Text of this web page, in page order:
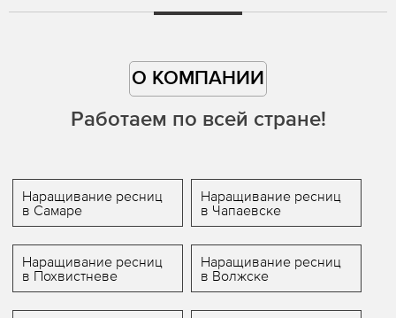
О КОМПАНИИ
Работаем по всей стране!
Наращивание ресниц
в Самаре
Наращивание ресниц
в Чапаевске
Наращивание ресниц
в Похвистневе
Наращивание ресниц
в Волжске